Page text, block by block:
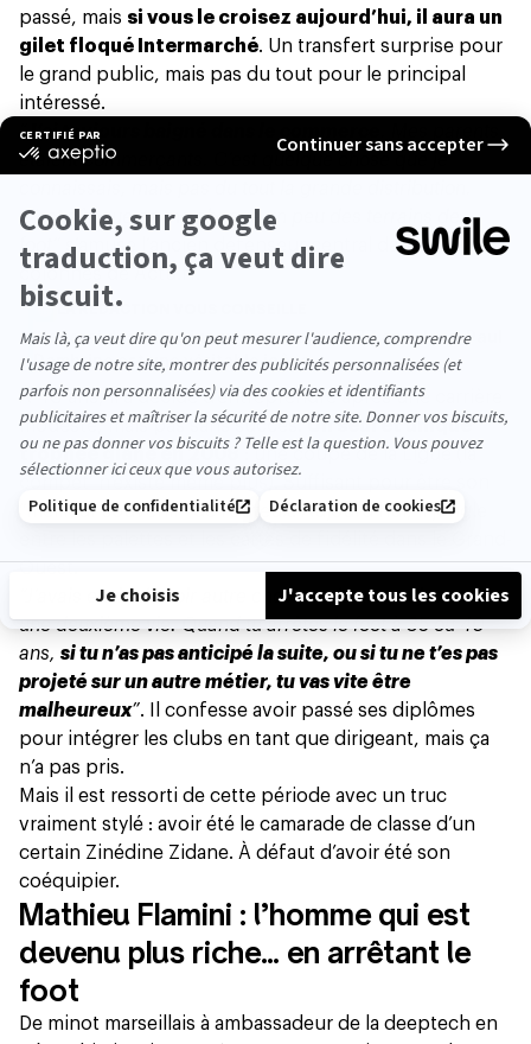
passé, mais si vous le croisez aujourd’hui, il aura un
gilet floqué Intermarché. Un transfert surprise pour
le grand public, mais pas du tout pour le principal
intéressé.
“J’ai toujours baigné dans le commerce
étaient commerçants. C’est quelque chose que je
C’est sûr que ça me change un peu des terrains de
foot”
s’amuse l’ancien défenseur central dans les
colonnes de Actu.fr.
LA RÉDACTION VOUS CONSEILLE
“Je ferai des frites jusqu’à ma mort” : à 77 ans, Jean-Paul
Dambrine est une véritable icône
À 40 ans, il a décidé d’entreprendre après une carrière
modeste, mais pas sans succès.Un seul et unique
trophée glané en 2008 : une coupe de la Ligue (la
compet’ n’existe même plus). Suffisant pour être son
“meilleur souvenir” de footeux. Aujourd’hui, il jongle
Ouest.
“J’avais envie de voir autre chose et de me projeter sur
une deuxième vie. Quand tu arrêtes le foot à 35 ou 40
ans, si tu n’as pas anticipé la suite, ou si tu ne t’es pas
projeté sur un autre métier, tu vas vite être
malheureux”. Il confesse avoir passé ses diplômes
pour intégrer les clubs en tant que dirigeant, mais ça
n’a pas pris.
Mais il est ressorti de cette période avec un truc
vraiment stylé : avoir été le camarade de classe d’un
certain Zinédine Zidane. À défaut d’avoir été son
coéquipier.
Mathieu Flamini : l’homme qui est
devenu plus riche… en arrêtant le
foot
De minot marseillais à ambassadeur de la deeptech en